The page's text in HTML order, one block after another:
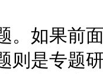
。如果前
则是专题